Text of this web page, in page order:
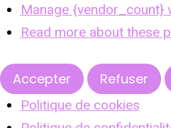
Manage {vendor_count}
Read more about these
Accepter Refuser
Politique de cookies